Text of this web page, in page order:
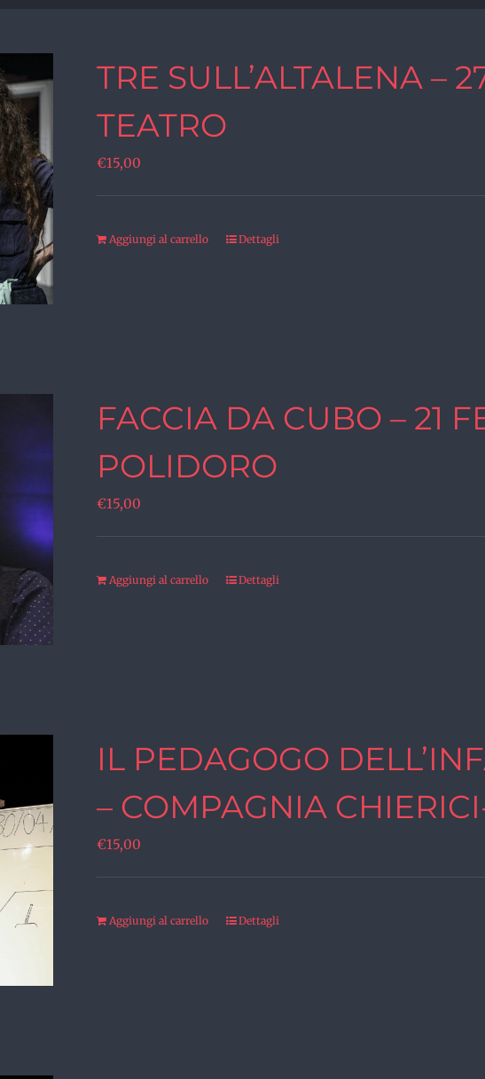
TRE SULL’ALTALENA –
TEATRO
€15,00
Aggiungi al carrello Dettagli
FACCIA DA CUBO – 21
POLIDORO
€15,00
Aggiungi al carrello Dettagli
IL PEDAGOGO
– COMPAGNIA
€15,00
Aggiungi al carrello Dettagli